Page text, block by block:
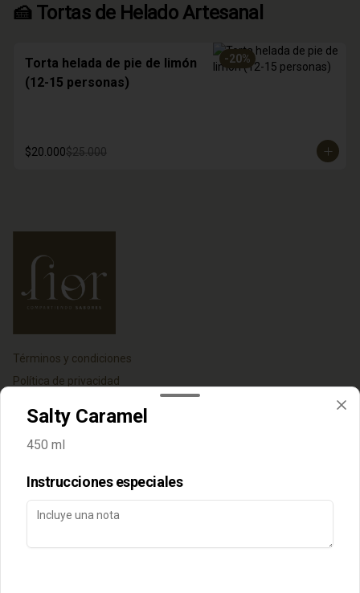
🍰 Tortas de Helado Artesanal
-20%
Torta helada de pie de limón
(12-15 personas)
$20.000$25.000
Términos y condiciones
Política de privacidad
Redes sociales
Instagram
Mi cuenta
Iniciar sesión
Salty Caramel
450 ml
Instrucciones especiales